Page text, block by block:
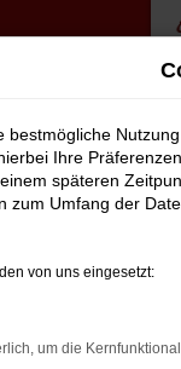
FÜR
viele
Fahrzeug,
bestmögliche
Ihre
späteren
zum Umfang der
von uns eingesetzt:
um die